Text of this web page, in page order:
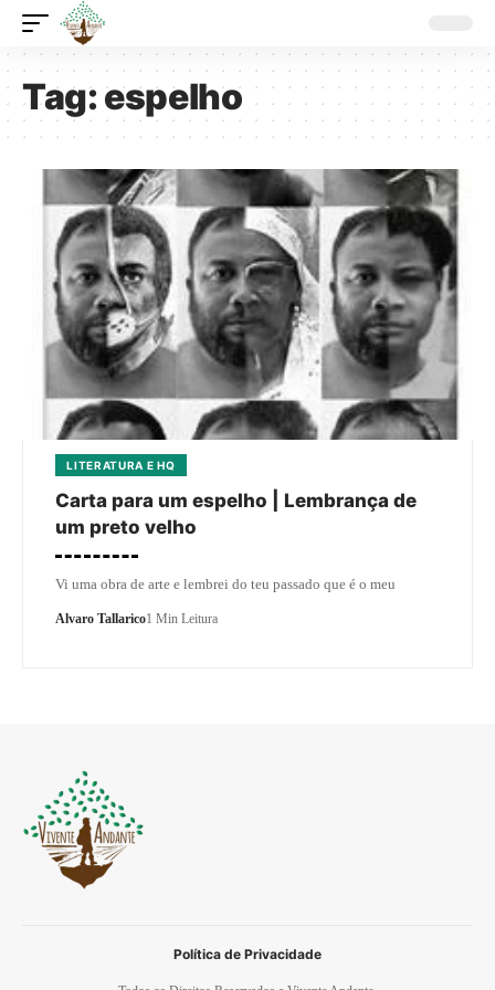
Tag:espelho
LITERATURA E HQ
Carta para um espelho | Lembrança de
um preto velho
Vi uma obra de arte e lembrei do teu passado que é o meu
Alvaro Tallarico1 Min Leitura
Política de Privacidade